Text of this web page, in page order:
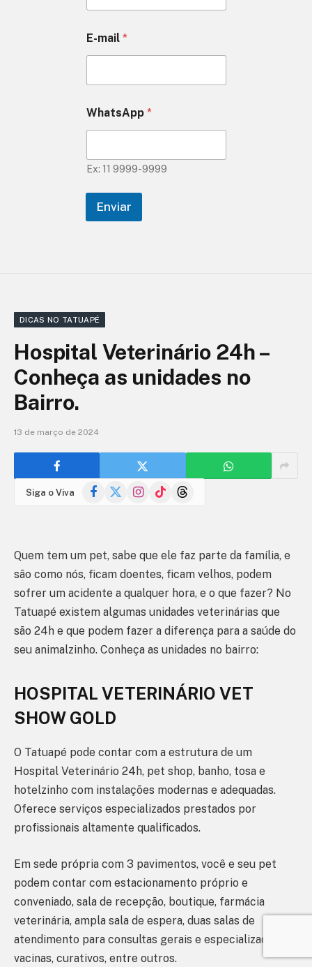
E-mail *
WhatsApp *
Ex: 11 9999-9999
Enviar
DICAS NO TATUAPÉ
Hospital Veterinário 24h –
Conheça as unidades no
Bairro.
13 de março de 2024
Siga o Viva Facebook
X
InstagramTikTokThreads
Quem tem um pet, sabe que ele faz parte da família, e
são como nós, ficam doentes, ficam velhos, podem
sofrer um acidente a qualquer hora, e o que fazer? No
Tatuapé existem algumas unidades veterinárias que
são 24h e que podem fazer a diferença para a saúde do
seu animalzinho. Conheça as unidades no bairro:
HOSPITAL VETERINÁRIO VET
SHOW GOLD
O Tatuapé pode contar com a estrutura de um
Hospital Veterinário 24h, pet shop, banho, tosa e
hotelzinho com instalações modernas e adequadas.
Oferece serviços especializados prestados por
profissionais altamente qualificados.
Em sede própria com 3 pavimentos, você e seu pet
podem contar com estacionamento próprio e
conveniado, sala de recepção, boutique, farmácia
veterinária, ampla sala de espera, duas salas de
atendimento para consultas gerais e especializadas,
vacinas, curativos, entre outros.